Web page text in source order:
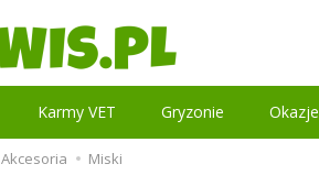
Karmy VET Gryzonie Okazje
Akcesoria Miski